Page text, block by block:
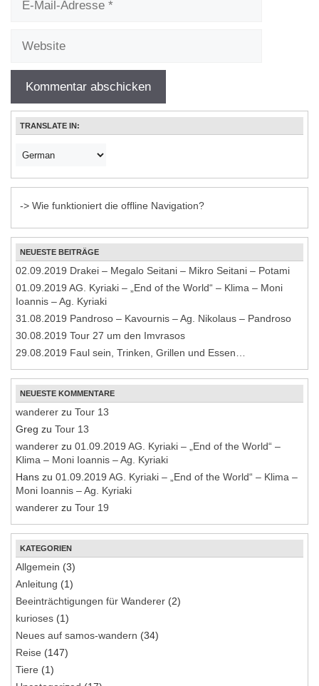
Mail-
TRANSLATE IN:
-> Wie funktioniert die offline Navigation?
NEUESTE BEITRÄGE
02.09.2019 Drakei – Megalo Seitani – Mikro Seitani – Potami
01.09.2019 AG. Kyriaki – „End of the World“ – Klima – Moni
Ioannis – Ag. Kyriaki
31.08.2019 Pandroso – Kavournis – Ag. Nikolaus – Pandroso
30.08.2019 Tour 27 um den Imvrasos
29.08.2019 Faul sein, Trinken, Grillen und Essen…
NEUESTE KOMMENTARE
wanderer zu Tour 13
Greg zu Tour 13
wanderer zu 01.09.2019 AG. Kyriaki – „End of the World“ –
Klima – Moni Ioannis – Ag. Kyriaki
Hans zu 01.09.2019 AG. Kyriaki – „End of the World“ – Klima –
Moni Ioannis – Ag. Kyriaki
wanderer zu Tour 19
KATEGORIEN
Allgemein (3)
Anleitung (1)
Beeinträchtigungen für Wanderer (2)
kurioses (1)
Neues auf samos-wandern (34)
Reise (147)
Tiere (1)